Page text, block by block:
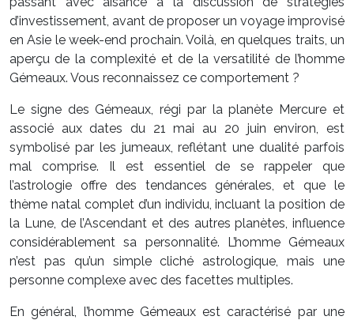
d’investissement, avant de proposer un voyage improvisé
en Asie le week-end prochain. Voilà, en quelques traits, un
aperçu de la complexité et de la versatilité de l’homme
Gémeaux. Vous reconnaissez ce comportement ?
Le signe des Gémeaux, régi par la planète Mercure et
associé aux dates du 21 mai au 20 juin environ, est
symbolisé par les jumeaux, reflétant une dualité parfois
mal comprise. Il est essentiel de se rappeler que
l’astrologie offre des tendances générales, et que le
thème natal complet d’un individu, incluant la position de
la Lune, de l’Ascendant et des autres planètes, influence
considérablement sa personnalité. L’homme Gémeaux
n’est pas qu’un simple cliché astrologique, mais une
personne complexe avec des facettes multiples.
En général, l’homme Gémeaux est caractérisé par une